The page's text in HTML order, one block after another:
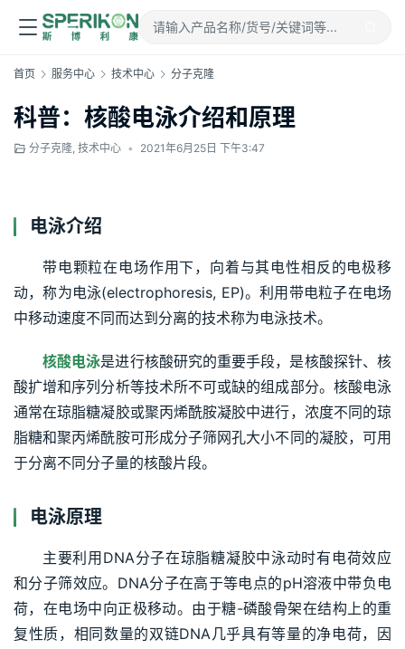
首页 服务中心 技术中心 分子克隆
科普：核酸电泳介绍和原理
分子克隆, 技术中心 • 2021年6月25日 下午3:47
电泳介绍
带电颗粒在电场作用下，向着与其电性相反的电极移
动，称为电泳(electrophoresis, EP)。利用带电粒子在电场
中移动速度不同而达到分离的技术称为电泳技术。
核酸电泳是进行核酸研究的重要手段，是核酸探针、核
酸扩增和序列分析等技术所不可或缺的组成部分。核酸电泳
通常在琼脂糖凝胶或聚丙烯酰胺凝胶中进行，浓度不同的琼
脂糖和聚丙烯酰胺可形成分子筛网孔大小不同的凝胶，可用
于分离不同分子量的核酸片段。
电泳原理
主要利用DNA分子在琼脂糖凝胶中泳动时有电荷效应
和分子筛效应。DNA分子在高于等电点的pH溶液中带负电
荷，在电场中向正极移动。由于糖-磷酸骨架在结构上的重
复性质，相同数量的双链DNA几乎具有等量的净电荷，因